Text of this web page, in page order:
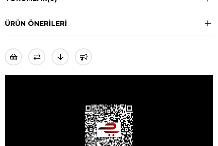
ÜRÜN ÖNERILERI